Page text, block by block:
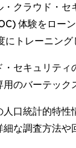
・クラウド・
体験をロー
トレーニング
・セキュリテ
用のバーテッ
口統計的特性
な調査方法や